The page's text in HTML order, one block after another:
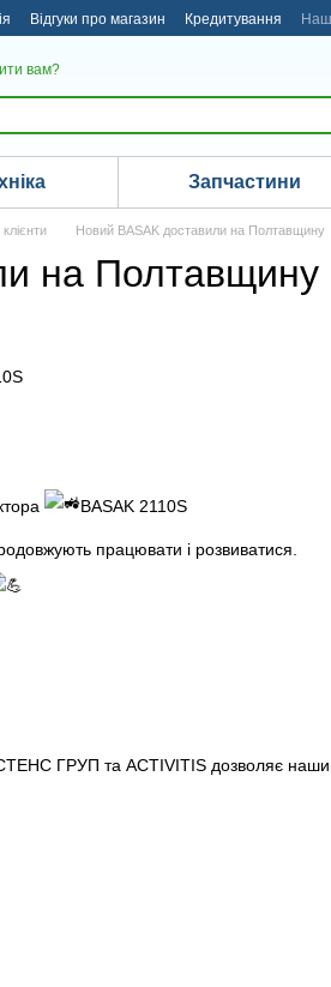
Відгуки про магазин Кредитування
вам?
Запчастини
Новий BASAK доставили на Полтавщину
на Полтавщину
BASAK 2110S
працювати і розвиватися.
ГРУП та ACTIVITIS дозволяє